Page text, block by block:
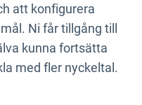
att konfigurera
Ni får tillgång till
kunna fortsätta
med fler nyckeltal.